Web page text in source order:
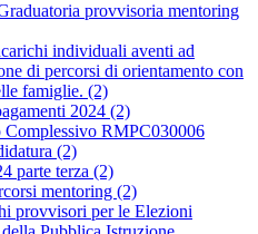
provvisoria mentoring
individuali aventi ad
di percorsi di orientamento con
famiglie. (2)
2024 (2)
Complessivo RMPC030006
(2)
parte terza (2)
mentoring (2)
provvisori per le Elezioni